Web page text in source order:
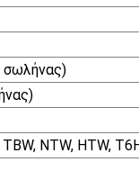
σωλήνας)
NTW, HTW,